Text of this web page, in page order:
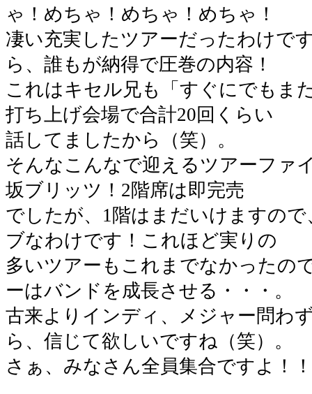
ゃ！めちゃ！めちゃ！めちゃ！
凄い充実したツアーだったわけで
ら、誰もが納得で圧巻の内容！
これはキセル兄も「すぐにでもま
打ち上げ会場で合計20回くらい
話してましたから（笑）。
そんなこんなで迎えるツアーファ
坂ブリッツ！2階席は即完売
でしたが、1階はまだいけますの
ブなわけです！これほど実りの
多いツアーもこれまでなかったの
ーはバンドを成長させる・・・。
古来よりインディ、メジャー問わ
ら、信じて欲しいですね（笑）。
さぁ、みなさん全員集合ですよ！